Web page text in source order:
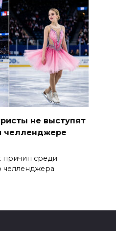
не выступят
челленджере
причин среди
челленджера